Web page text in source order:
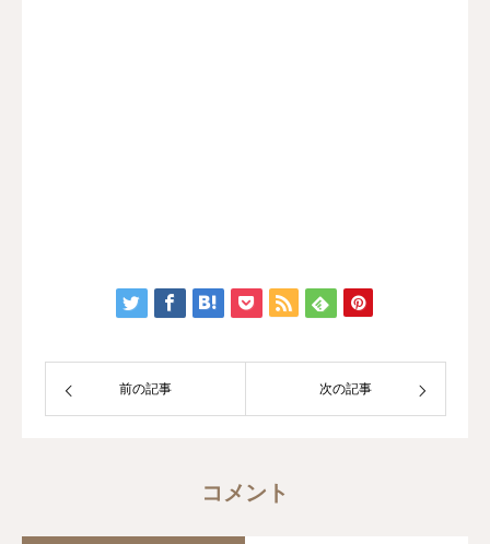
前の記事 次の記事
コメント